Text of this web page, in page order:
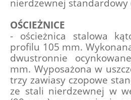
nierdzewnej standardowy
OŚCIEŻNICE
- ościeżnica stalowa
profilu 105 mm.
dwustronnie
mm. Wyposażona w
trzy zawiasy czopowe
ze stali nierdzewnej w